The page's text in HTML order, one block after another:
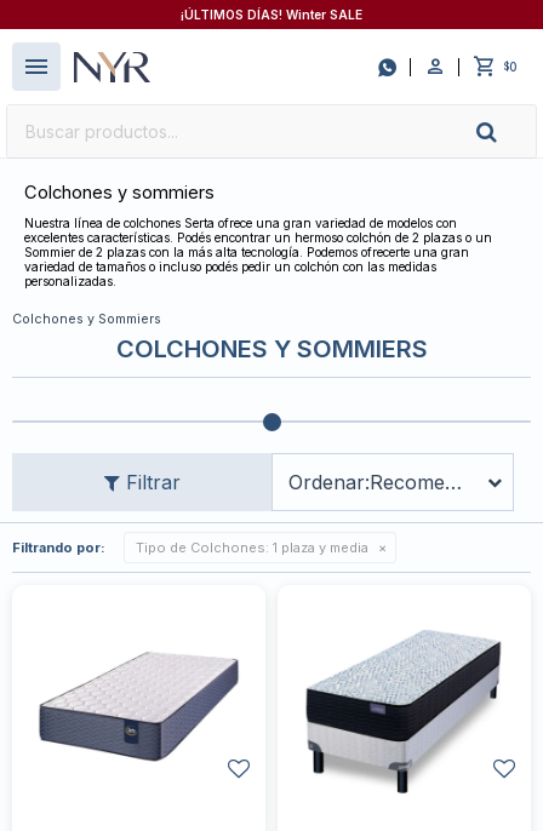
¡ÚLTIMOS DÍAS! Winter SALE
 $0
menu
Colchones y sommiers
Nuestra línea de colchones Serta ofrece una gran variedad de modelos con
excelentes características. Podés encontrar un hermoso colchón de 2 plazas o un
Sommier de 2 plazas con la más alta tecnología. Podemos ofrecerte una gran
variedad de tamaños o incluso podés pedir un colchón con las medidas
personalizadas.
Colchones y Sommiers
COLCHONES Y SOMMIERS
Recomendados
Filtrando por: Tipo de Colchones: 1 plaza y media
close